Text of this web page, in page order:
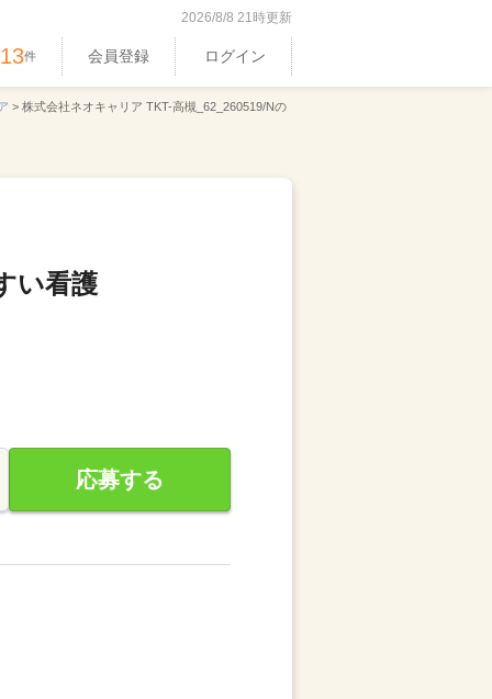
2026/8/8 21時更新
件 会員登録 ログイン
> 株式会社ネオキャリア TKT-高槻_62_260519/Nの
い看護
応募する